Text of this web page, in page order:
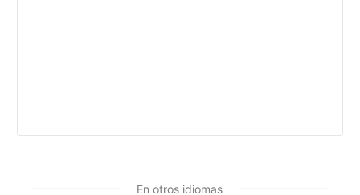
En otros idiomas